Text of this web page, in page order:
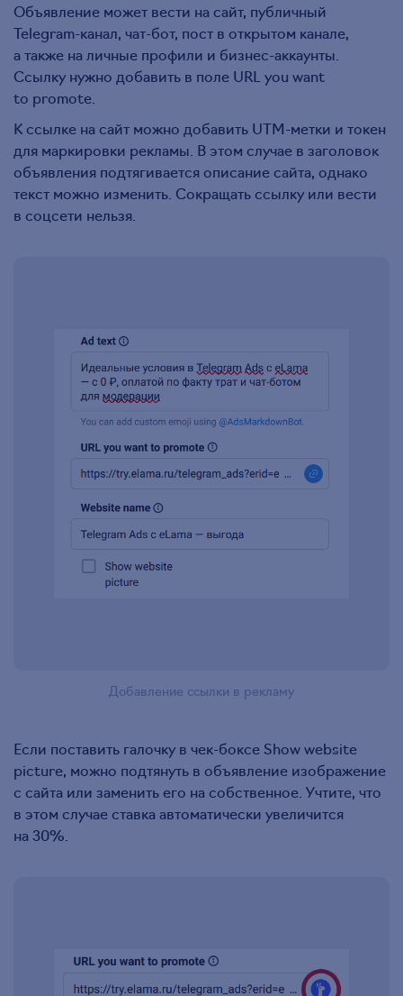
Объявление может вести на сайт, публичный
Telegram-канал, чат-бот, пост в открытом канале,
а также на личные профили и бизнес-аккаунты.
Ссылку нужно добавить в поле URL you want
to promote.
К ссылке на сайт можно добавить UTM-метки и токен
для маркировки рекламы. В этом случае в заголовок
объявления подтягивается описание сайта, однако
текст можно изменить. Сокращать ссылку или вести
в соцсети нельзя.
Добавление ссылки в рекламу
Если поставить галочку в чек-боксе Show website
picture, можно подтянуть в объявление изображение
с сайта или заменить его на собственное. Учтите, что
в этом случае ставка автоматически увеличится
на 30%.